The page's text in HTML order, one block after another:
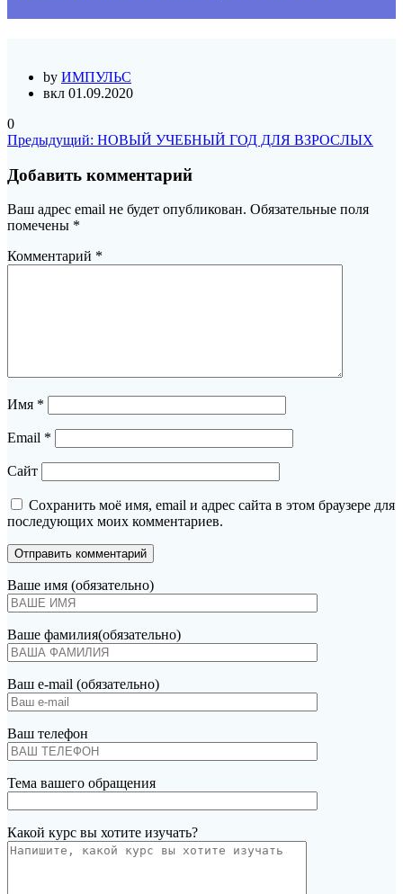
by ИМПУЛЬС
вкл 01.09.2020
0
Навигация
по
записям
Предыдущий: Предыдущая
НОВЫЙ УЧЕБНЫЙ ГОД ДЛЯ ВЗРОСЛЫХ
Добавить комментарий
Ваш адрес email не будет опубликован. Обязательные поля
помечены *
Комментарий *
Имя *
Email *
Сайт
Сохранить моё имя, email и адрес сайта в этом браузере для
последующих моих комментариев.
Ваше имя (обязательно)
Ваше фамилия(обязательно)
Ваш e-mail (обязательно)
Ваш телефон
Тема вашего обращения
Какой курс вы хотите изучать?